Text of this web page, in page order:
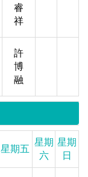
睿
祥
許
博
融
星期五
星期
六
星期
日